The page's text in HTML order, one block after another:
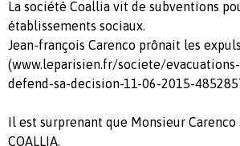
La société Coallia vit de subventions
établissements sociaux.
Jean-françois Carenco prônait les
(www.leparisien.fr/societe/
defend-sa-decision-11-06-2015-
Il est surprenant que Monsieur
COALLIA.